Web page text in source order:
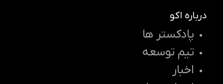
درباره اکو
پادکستر ها
تیم توسعه
اخبار